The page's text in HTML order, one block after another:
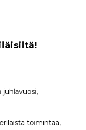
juhlavuosi,
toimintaa,